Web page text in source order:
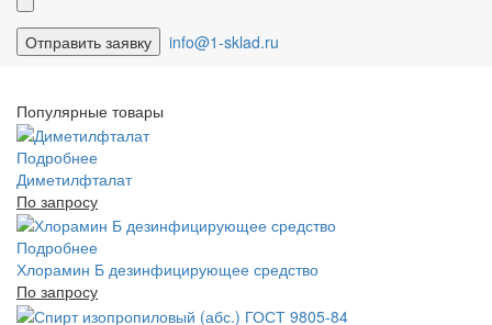
info@1-sklad.ru
Популярные товары
Подробнее
Диметилфталат
По запросу
Подробнее
Хлорамин Б дезинфицирующее средство
По запросу